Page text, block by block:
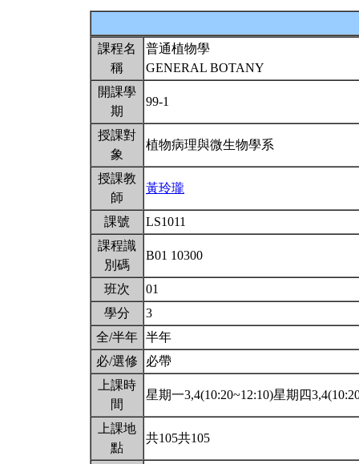
課程名
稱
普通植物學
GENERAL BOTANY
開課學
期
99-1
授課對
象
植物病理與微生物學系
授課教
師
黃玲瓏
課號
LS1011
課程識
別碼
B01 10300
班次
01
學分
3
全/半年 半年
必/選修
必帶
上課時
間
星期一3,4(10:20~12:10)星期四
上課地
點
共105共105